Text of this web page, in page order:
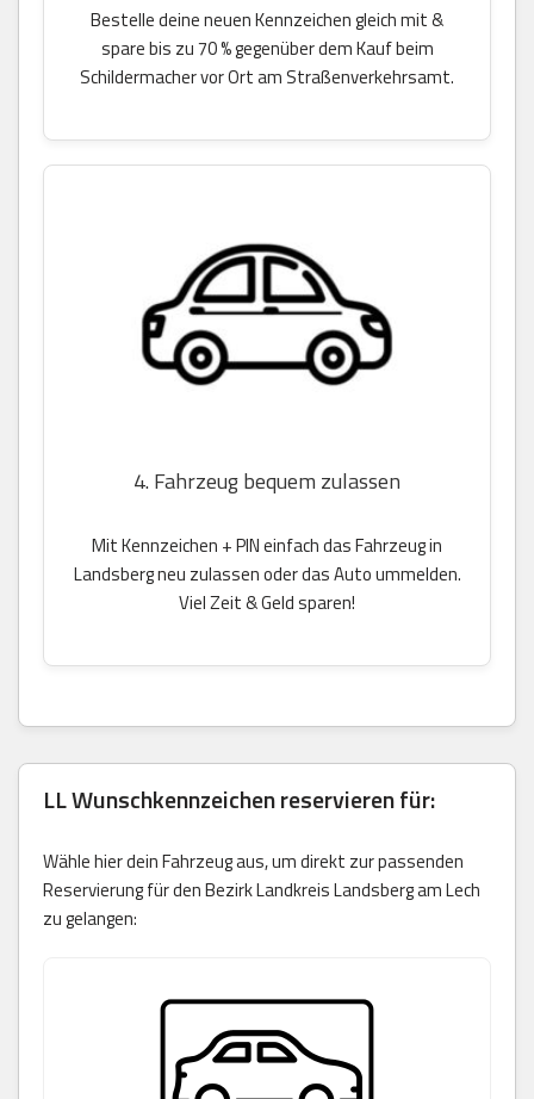
Bestelle deine neuen Kennzeichen gleich mit &
spare bis zu 70 % gegenüber dem Kauf beim
Schildermacher vor Ort am Straßenverkehrsamt.
4. Fahrzeug bequem zulassen
Mit Kennzeichen + PIN einfach das Fahrzeug in
Landsberg neu zulassen oder das Auto ummelden.
Viel Zeit & Geld sparen!
LL Wunschkennzeichen reservieren für:
Wähle hier dein Fahrzeug aus, um direkt zur passenden
Reservierung für den Bezirk Landkreis Landsberg am Lech
zu gelangen: